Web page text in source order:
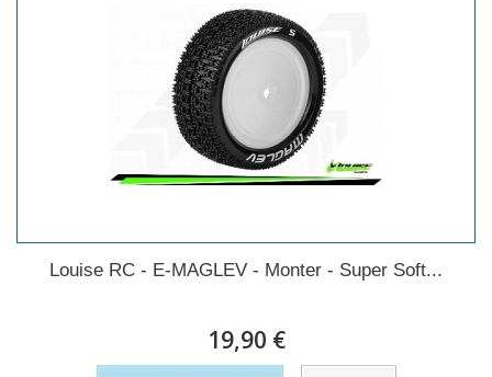
Louise RC - E-MAGLEV - Monter - Super Soft...
19,90 €